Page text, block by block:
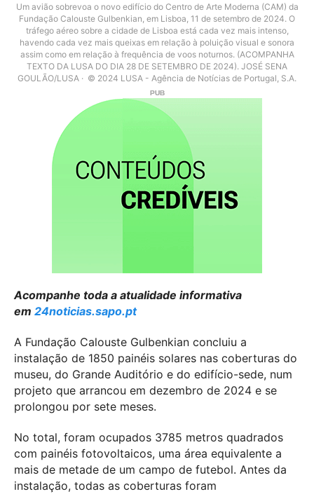
Um avião sobrevoa o novo edifício do Centro de Arte Moderna (CAM) da
Fundação Calouste Gulbenkian, em Lisboa, 11 de setembro de 2024. O
tráfego aéreo sobre a cidade de Lisboa está cada vez mais intenso,
havendo cada vez mais queixas em relação à poluição visual e sonora
assim como em relação à frequência de voos noturnos. (ACOMPANHA
TEXTO DA LUSA DO DIA 28 DE SETEMBRO DE 2024). JOSÉ SENA
GOULÃO/LUSA
© 2024 LUSA - Agência de Notícias de Portugal, S.A.
Acompanhe toda a atualidade informativa
em 24noticias.sapo.pt
A Fundação Calouste Gulbenkian concluiu a
instalação de 1850 painéis solares nas coberturas do
museu, do Grande Auditório e do edifício-sede, num
projeto que arrancou em dezembro de 2024 e se
prolongou por sete meses.
No total, foram ocupados 3785 metros quadrados
com painéis fotovoltaicos, uma área equivalente a
mais de metade de um campo de futebol. Antes da
instalação, todas as coberturas foram